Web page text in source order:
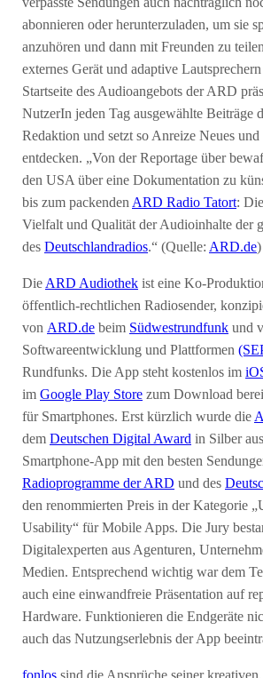
abonnieren oder herunterzuladen, um sie
anzuhören und dann mit Freunden zu
externes Gerät und adaptive
Startseite des Audioangebots der ARD
NutzerIn jeden Tag ausgewählte Beiträge
Redaktion und setzt so Anreize Neues
entdecken. „Von der Reportage über
den USA über eine Dokumentation zu
bis zum packenden ARD Radio Tatort:
Vielfalt und Qualität der Audioinhalte der
des Deutschlandradios.“ (Quelle: ARD.de)
Die ARD Audiothek ist eine Ko-
öffentlich-rechtlichen Radiosender,
von ARD.de beim Südwestrundfunk und
Softwareentwicklung und Plattformen
Rundfunks. Die App steht kostenlos im
im Google Play Store zum Download
für Smartphones. Erst kürzlich wurde die
dem Deutschen Digital Award in Silber
Smartphone-App mit den besten
Radioprogramme der ARD und des
den renommierten Preis in der Kategorie
Usability“ für Mobile Apps. Die Jury
Digitalexperten aus Agenturen,
Medien. Entsprechend wichtig war dem
auch eine einwandfreie Präsentation auf
Hardware. Funktionieren die Endgeräte
auch das Nutzungserlebnis der App
fonlos sind die Ansprüche seiner kreativen,